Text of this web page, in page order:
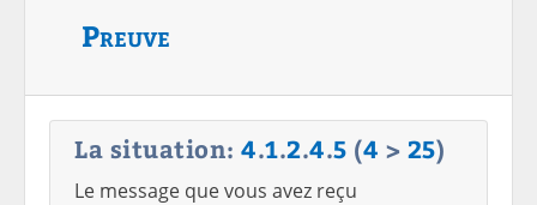
Preuve
La situation: 4.1.2.4.5 (4 > 25)
Le message que vous avez reçu